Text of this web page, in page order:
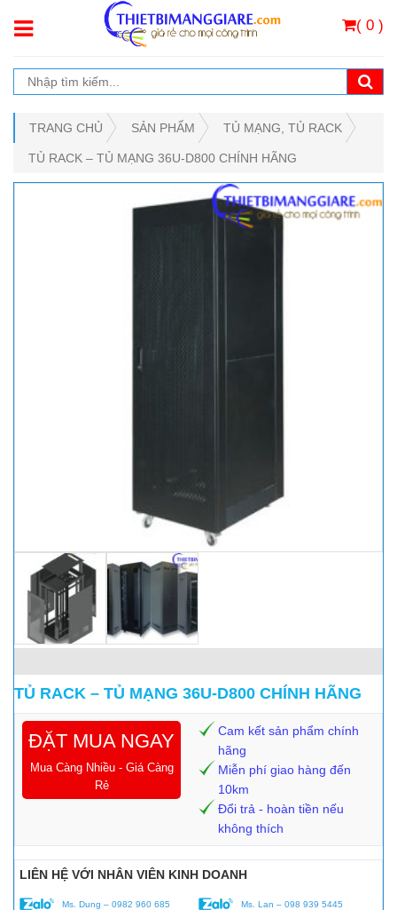
( 0 )
TRANG CHỦ SẢN PHẨM TỦ MẠNG, TỦ RACK
TỦ RACK – TỦ MẠNG 36U-D800 CHÍNH HÃNG
TỦ RACK – TỦ MẠNG 36U-D800 CHÍNH HÃNG
ĐẶT MUA NGAY
Mua Càng Nhiều - Giá Càng
Rẻ
Cam kết sản phẩm chính
hãng
Miễn phí giao hàng đến
10km
Đổi trả - hoàn tiền nếu
không thích
LIÊN HỆ VỚI NHÂN VIÊN KINH DOANH
Ms. Dung – 0982 960 685 Ms. Lan – 098 939 5445